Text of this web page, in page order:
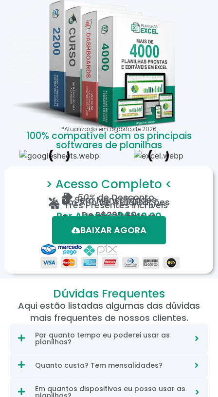
*Atualizado emagostode 2026
100% compatível com os principais
softwares de planilhas
> Acesso Completo <
50%de Desconto
Sem Mensalidades
Um Ano de Atualizações
Três Presentes Incríveis
DeR$299,80
Por Apenas: R$149,90
Em até 12X de R$15,19
*Oferta válida por tempo limitado.
BAIXAR AGORA
Dúvidas Frequentes
Aqui estão listadas algumas das dúvidas
mais frequentes de nossos clientes.
Por quanto tempo eu poderei usar as
planilhas?
Quanto custa? Tem mensalidades?
Em quantos dispositivos eu posso usar as